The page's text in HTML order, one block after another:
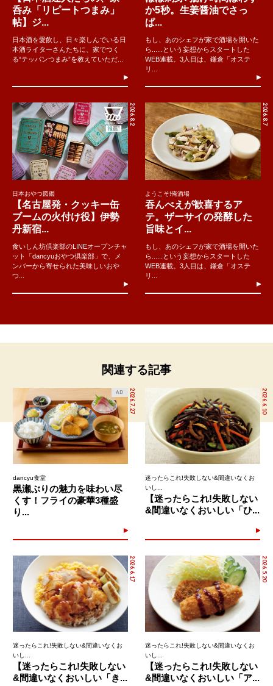
呑み「リピートつまみ」
帖】ジ...
日本酒を愛飲し、日々楽しんでいる日
本酒ライターさんたちに、家でつく
る“テッパンつまみ”を教えていただ...
か5秒。生姜醤油でさっ
ぱ...
もし、あのシェフが家で酒場を開いた
ら......という妄想からスタートした
WEB連載。3人目は、鎌倉「オステ
リ...
2026.8.2
日本おやつ図鑑
【名古屋発・クッキー缶
ブームの火付け役】伊勢
丹新宿...
食いしん坊倶楽部のLINEオープンチャ
ット「dancyuおやつ倶楽部」で、メ
ンバーから寄せられた美味しいおや
つ...
2026.8.7
ようこそ!俺酒場
吞んべえが歓喜するア
テ。ザーサイの発酵した
旨味とイ...
もし、あのシェフが家で酒場を開いた
ら......という妄想からスタートした
WEB連載。3人目は、鎌倉「オステ
リ...
関連する記事
2026.7.27
AD
dancyu食堂
黒瀬ぶりの魅力を味わい尽
くす！フライの豪華3種盛
り...
2026.6.10
迷ったらこれ!失敗しない&間違いなくお
いし...
【迷ったらこれ!失敗しない
&間違いなくおいしい「ひ...
2026.6.17
迷ったらこれ!失敗しない&間違いなくお
いし...
【迷ったらこれ!失敗しない
&間違いなくおいしい「き...
2026.5.20
迷ったらこれ!失敗しない&間違いなくお
いし...
【迷ったらこれ!失敗しない
&間違いなくおいしい「ア...